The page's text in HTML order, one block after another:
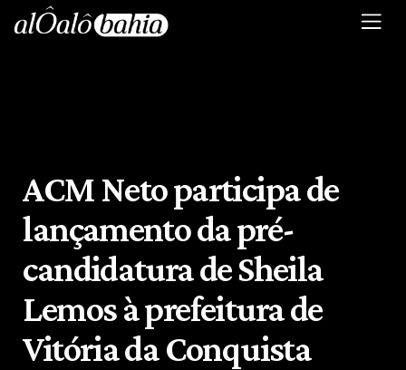
ACM Neto participa de
lançamento da pré-
candidatura de Sheila
Lemos à prefeitura de
Vitória da Conquista